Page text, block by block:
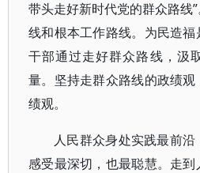
带头走好新时代党的群众路线
线和根本工作路线。为民造
干部通过走好群众路线，汲
量。坚持走群众路线的政绩
绩观。
人民群众身处实践最前沿
感受最深切，也最聪慧。走